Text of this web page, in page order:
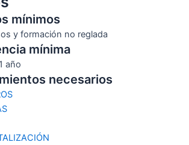
mínimos
y formación no reglada
mínima
año
necesarios